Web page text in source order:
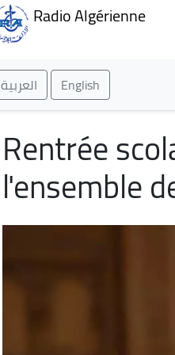
Radio Algérienne
العربية English
Rentrée
l'ensemble